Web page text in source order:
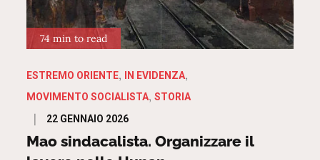
74 min to read
ESTREMO ORIENTE
IN EVIDENZA
MOVIMENTO SOCIALISTA STORIA
Posted
on
22 GENNAIO 2026
Mao sindacalista. Organizzare il